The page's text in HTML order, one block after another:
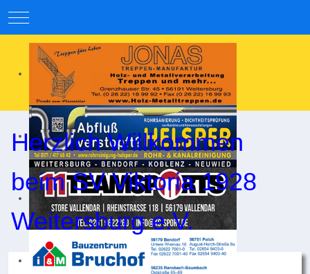
Mobile Menu Toggle
Herzlich Willkommen
beim SV Viktoria 1928
Weitersburg e.V.